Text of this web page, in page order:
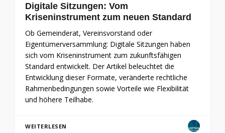
Digitale Sitzungen: Vom
Kriseninstrument zum neuen Standard
Ob Gemeinderat, Vereinsvorstand oder
Eigentümerversammlung: Digitale Sitzungen haben
sich vom Kriseninstrument zum zukunftsfähigen
Standard entwickelt. Der Artikel beleuchtet die
Entwicklung dieser Formate, veränderte rechtliche
Rahmenbedingungen sowie Vorteile wie Flexibilität
und höhere Teilhabe.
WEITERLESEN